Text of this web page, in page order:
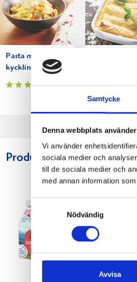
Samtycke
Denna webbplats
Vi använder
sociala medier och
till de sociala medier och
med annan information
Nödvändig
Avvisa
Pasta med
kycklingfilé
Produkter i receptet: